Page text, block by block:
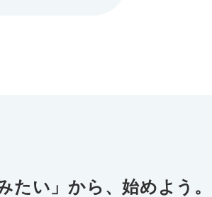
たい」から、始めよう。